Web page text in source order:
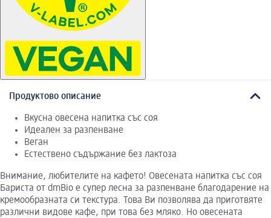
Продуктово описание
Вкусна овесена напитка със соя
Идеален за разпенване
Веган
Естествено съдържание без лактоза
Внимание, любителите на кафето! Овесената напитка със соя
Бариста от dmBio е супер лесна за разпенване благодарение на
кремообразната си текстура. Това Ви позволява да приготвяте
различни видове кафе, при това без мляко. Но овесената